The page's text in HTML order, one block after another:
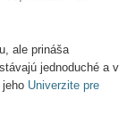
ale prináša
jednoduché a v
Univerzite pre